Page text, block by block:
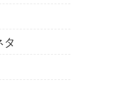
タ